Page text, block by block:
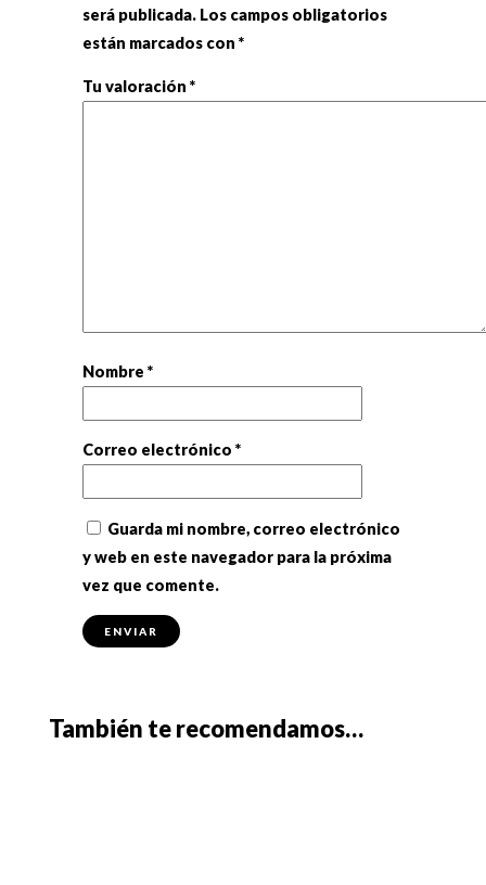
será publicada. Los campos obligatorios
están marcados con*
Tu valoración*
Nombre*
Correo electrónico*
Guarda mi nombre, correo electrónico
y web en este navegador para la próxima
vez que comente.
También te recomendamos…